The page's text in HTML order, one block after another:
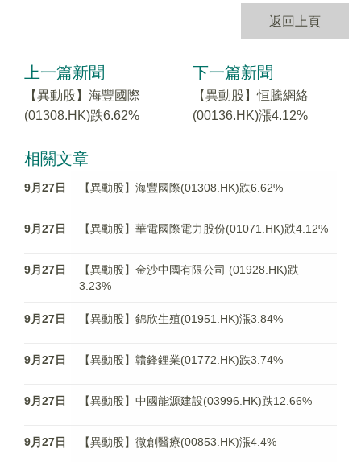
返回上頁
上一篇新聞
【異動股】海豐國際
(01308.HK)跌6.62%
下一篇新聞
【異動股】恒騰網絡
(00136.HK)漲4.12%
相關文章
9月27日 【異動股】海豐國際(01308.HK)跌6.62%
9月27日 【異動股】華電國際電力股份(01071.HK)跌4.12%
9月27日
【異動股】金沙中國有限公司 (01928.HK)跌
3.23%
9月27日 【異動股】錦欣生殖(01951.HK)漲3.84%
9月27日 【異動股】贛鋒鋰業(01772.HK)跌3.74%
9月27日 【異動股】中國能源建設(03996.HK)跌12.66%
9月27日 【異動股】微創醫療(00853.HK)漲4.4%